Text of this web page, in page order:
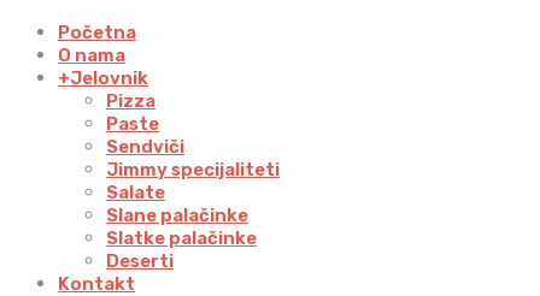
Početna
O nama
+Jelovnik
Pizza
Paste
Sendviči
Jimmy specijaliteti
Salate
Slane palačinke
Slatke palačinke
Deserti
Kontakt